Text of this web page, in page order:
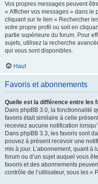
Vos propres messages peuvent
« Afficher vos messages » dans le
cliquant sur le lien « Rechercher
votre propre profil ou soit en
partie supérieure du forum. Pour
sujets, utilisez la recherche
qui vous sont disponibles.
Haut
Favoris et abonnements
Quelle est la différence entre les
Dans phpBB 3.0, la fonctionnalité
favoris était similaire à celle
receviez aucune notification
Dans phpBB 3.3, les favoris sont
pouvez à présent recevoir une
mis à jour. L’abonnement, quant à
forum ou d’un sujet auquel vous
favoris et des abonnements
contrôle de l’utilisateur, sous les «